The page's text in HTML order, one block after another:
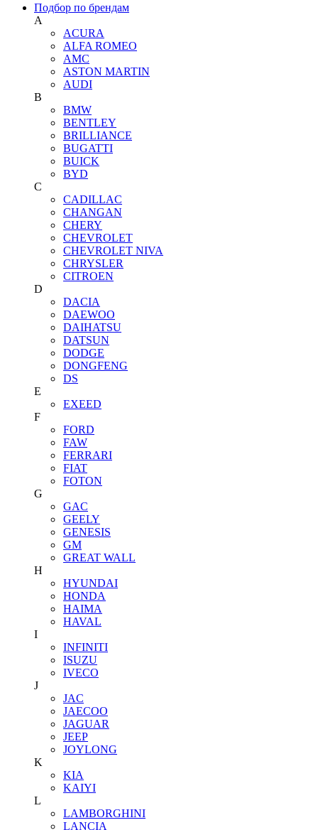
Подбор по брендам
A
ACURA
ALFA ROMEO
AMC
ASTON MARTIN
AUDI
B
BMW
BENTLEY
BRILLIANCE
BUGATTI
BUICK
BYD
C
CADILLAC
CHANGAN
CHERY
CHEVROLET
CHEVROLET NIVA
CHRYSLER
CITROEN
D
DACIA
DAEWOO
DAIHATSU
DATSUN
DODGE
DONGFENG
DS
E
EXEED
F
FORD
FAW
FERRARI
FIAT
FOTON
G
GAC
GEELY
GENESIS
GM
GREAT WALL
H
HYUNDAI
HONDA
HAIMA
HAVAL
I
INFINITI
ISUZU
IVECO
J
JAC
JAECOO
JAGUAR
JEEP
JOYLONG
K
KIA
KAIYI
L
LAMBORGHINI
LANCIA